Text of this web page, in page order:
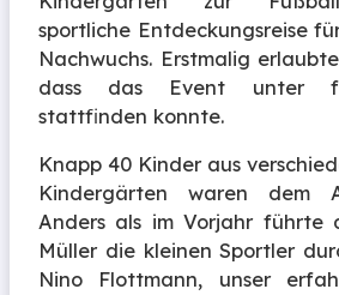
sportliche Entdeckungsreise
Nachwuchs. Erstmalig
dass das Event unter
stattfinden konnte.
Knapp 40 Kinder aus
Kindergärten waren dem
Anders als im Vorjahr führte
Müller die kleinen Sportler
Nino Flottmann, unser